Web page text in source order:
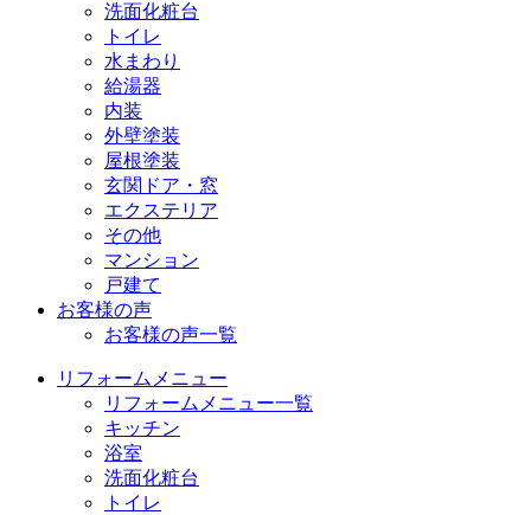
洗面化粧台
トイレ
水まわり
給湯器
内装
外壁塗装
屋根塗装
玄関ドア・窓
エクステリア
その他
マンション
戸建て
お客様の声
お客様の声一覧
リフォームメニュー
リフォームメニュー一覧
キッチン
浴室
洗面化粧台
トイレ